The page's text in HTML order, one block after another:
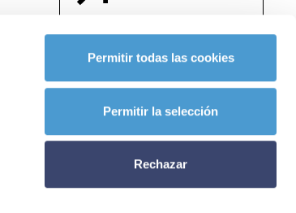
Permitir todas las cookies
Permitir la selección
Rechazar
Contacta con nosotros